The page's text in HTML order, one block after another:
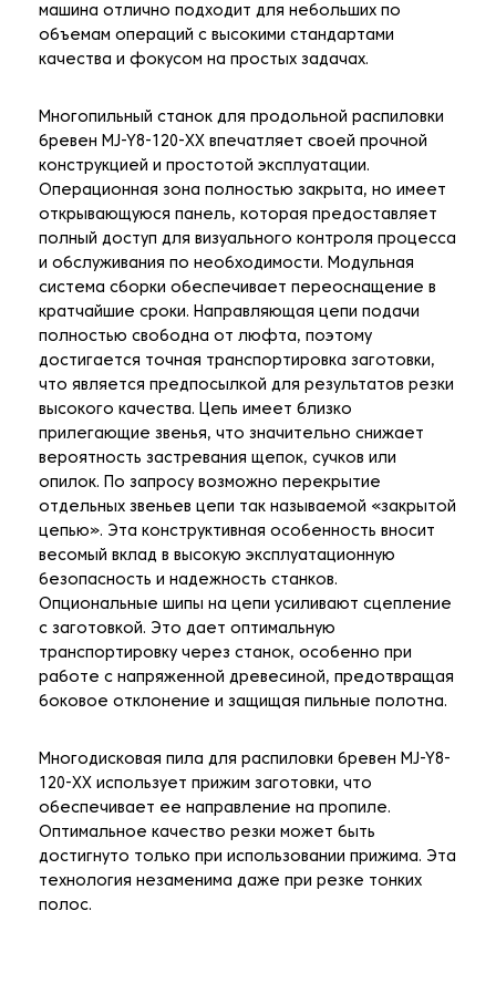
машина отлично подходит для небольших по
объемам операций с высокими стандартами
качества и фокусом на простых задачах.
Многопильный станок для продольной распиловки
бревен MJ-Y8-120-XX впечатляет своей прочной
конструкцией и простотой эксплуатации.
Операционная зона полностью закрыта, но имеет
открывающуюся панель, которая предоставляет
полный доступ для визуального контроля процесса
и обслуживания по необходимости. Модульная
система сборки обеспечивает переоснащение в
кратчайшие сроки. Направляющая цепи подачи
полностью свободна от люфта, поэтому
достигается точная транспортировка заготовки,
что является предпосылкой для результатов резки
высокого качества. Цепь имеет близко
прилегающие звенья, что значительно снижает
вероятность застревания щепок, сучков или
опилок. По запросу возможно перекрытие
отдельных звеньев цепи так называемой «закрытой
цепью». Эта конструктивная особенность вносит
весомый вклад в высокую эксплуатационную
безопасность и надежность станков.
Опциональные шипы на цепи усиливают сцепление
с заготовкой. Это дает оптимальную
транспортировку через станок, особенно при
работе с напряженной древесиной, предотвращая
боковое отклонение и защищая пильные полотна.
Многодисковая пила для распиловки бревен MJ-Y8-
120-XX использует прижим заготовки, что
обеспечивает ее направление на пропиле.
Оптимальное качество резки может быть
достигнуто только при использовании прижима. Эта
технология незаменима даже при резке тонких
полос.